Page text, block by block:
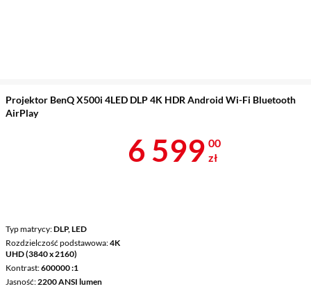
Projektor BenQ X500i 4LED DLP 4K HDR Android Wi-Fi Bluetooth
AirPlay
Typ matrycy DLP, LED
Rozdzielczość podstawowa 4K
UHD (3840 x 2160)
Kontrast 600000 :1
Jasność 2200 ANSI lumen
Cena 6 599 zł
6 599 00
zł